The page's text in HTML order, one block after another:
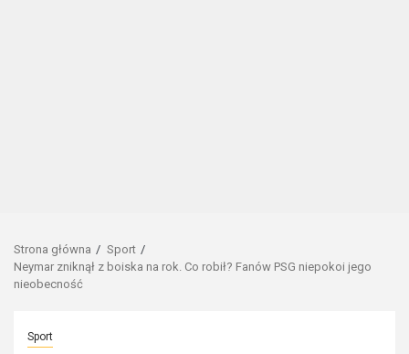
Strona główna
Sport
Neymar zniknął z boiska na rok. Co robił? Fanów PSG niepokoi jego
nieobecność
Sport